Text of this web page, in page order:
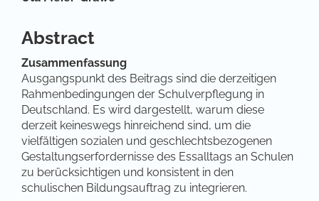
Abstract
Zusammenfassung
Ausgangspunkt des Beitrags sind die derzeitigen
Rahmenbedingungen der Schulverpflegung in
Deutschland. Es wird dargestellt, warum diese
derzeit keineswegs hinreichend sind, um die
vielfältigen sozialen und geschlechtsbezogenen
Gestaltungserfordernisse des Essalltags an Schulen
zu berücksichtigen und konsistent in den
schulischen Bildungsauftrag zu integrieren.